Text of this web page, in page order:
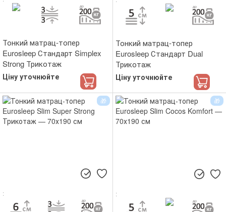
Тонкий матрац-топер
Eurosleep Стандарт Simplex
Strong Трикотаж
Ціну уточнюйте
Тонкий матрац-топер
Eurosleep Стандарт Dual
Трикотаж
Ціну уточнюйте